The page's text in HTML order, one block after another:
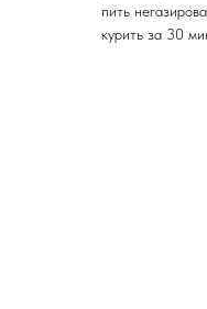
пить
курить за 30